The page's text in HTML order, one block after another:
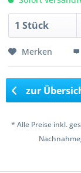
Merken
zur
* Alle Preise inkl.